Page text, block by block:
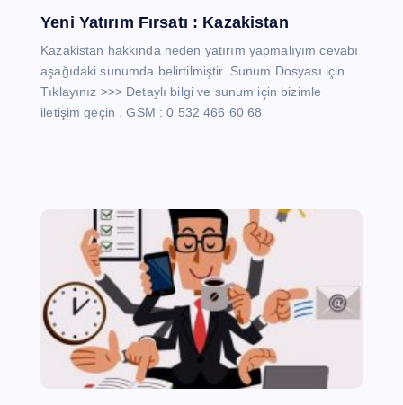
Yeni Yatırım Fırsatı : Kazakistan
Kazakistan hakkında neden yatırım yapmalıyım cevabı
aşağıdaki sunumda belirtilmiştir. Sunum Dosyası için
Tıklayınız >>> Detaylı bilgi ve sunum için bizimle
iletişim geçin . GSM : 0 532 466 60 68